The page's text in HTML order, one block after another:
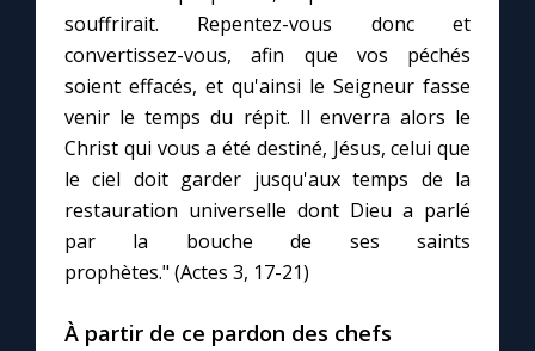
Une Minute avec Marie
Une neuvaine
À la une
1000 Raisons de Croire
souffrirait. Repentez-vous donc et
convertissez-vous, afin que vos péchés
soient effacés, et qu'ainsi le Seigneur fasse
venir le temps du répit. Il enverra alors le
Christ qui vous a été destiné, Jésus, celui que
le ciel doit garder jusqu'aux temps de la
restauration universelle dont Dieu a parlé
par la bouche de ses saints
prophètes." (Actes 3, 17-21)
À partir de ce pardon des chefs